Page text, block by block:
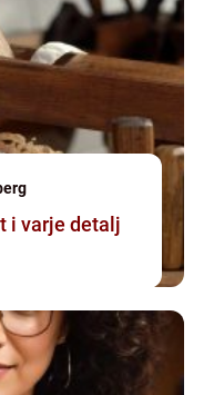
kvalitet i varje detalj